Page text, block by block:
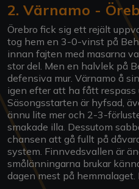
2. Värnamo -
Örebro fick sig ett rejält
tog hem en 3-0-vinst på
innan fajten med masarna
stor del. Men en halvlek på
defensiva mur. Värnamo å
igen efter att ha fått respass
Säsongsstarten är hyfsad,
ännu lite mer och 2-3-
smakade illa. Dessutom
chansen att gå fullt på
system. Finnvedsvallen är
smålänningarna brukar
dagen mest på